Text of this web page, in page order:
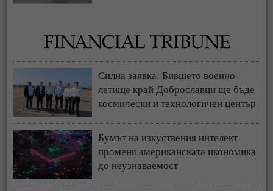
Силна заявка: Бившето военно
летище край Доброславци ще бъде
космически и технологичен център
(СНИМКИ + ВИДЕО)
Бумът на изкуствения интелект
променя американската икономика
до неузнаваемост